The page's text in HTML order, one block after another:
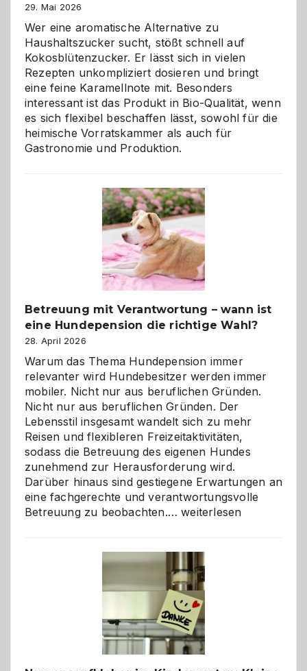
29. Mai 2026
Wer eine aromatische Alternative zu
Haushaltszucker sucht, stößt schnell auf
Kokosblütenzucker. Er lässt sich in vielen
Rezepten unkompliziert dosieren und bringt
eine feine Karamellnote mit. Besonders
interessant ist das Produkt in Bio-Qualität, wenn
es sich flexibel beschaffen lässt, sowohl für die
heimische Vorratskammer als auch für
Gastronomie und Produktion.
Betreuung mit Verantwortung – wann ist
eine Hundepension die richtige Wahl?
28. April 2026
Warum das Thema Hundepension immer
relevanter wird Hundebesitzer werden immer
mobiler. Nicht nur aus beruflichen Gründen.
Nicht nur aus beruflichen Gründen. Der
Lebensstil insgesamt wandelt sich zu mehr
Reisen und flexibleren Freizeitaktivitäten,
sodass die Betreuung des eigenen Hundes
zunehmend zur Herausforderung wird.
Darüber hinaus sind gestiegene Erwartungen an
eine fachgerechte und verantwortungsvolle
Betreuung zu beobachten.…Betreuung
wann
ist
eine
Hundepension
die
richtige
weiterlesen